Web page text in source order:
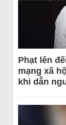
Phạt lên
mạng xã
khi dẫn